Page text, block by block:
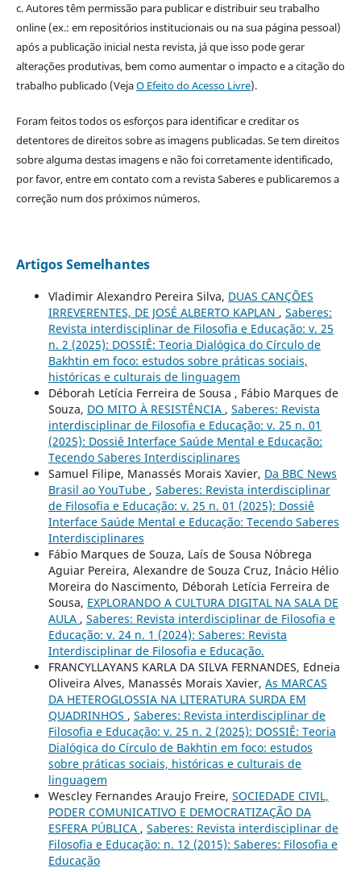
c. Autores têm permissão para publicar e distribuir seu trabalho
online (ex.: em repositórios institucionais ou na sua página pessoal)
após a publicação inicial nesta revista, já que isso pode gerar
alterações produtivas, bem como aumentar o impacto e a citação do
trabalho publicado (VejaO Efeito do Acesso Livre).
Foram feitos todos os esforços para identificar e creditar os
detentores de direitos sobre as imagens publicadas. Se tem direitos
sobre alguma destas imagens e não foi corretamente identificado,
por favor, entre em contato com a revista Saberes e publicaremos a
correção num dos próximos números.
Artigos Semelhantes
Vladimir Alexandro Pereira Silva, DUAS CANÇÕES
IRREVERENTES, DE JOSÉ ALBERTO KAPLAN , Saberes:
Revista interdisciplinar de Filosofia e Educação: v. 25
n. 2 (2025): DOSSIÊ: Teoria Dialógica do Círculo de
Bakhtin em foco: estudos sobre práticas sociais,
históricas e culturais de linguagem
Déborah Letícia Ferreira de Sousa , Fábio Marques de
Souza, DO MITO À RESISTÊNCIA , Saberes: Revista
interdisciplinar de Filosofia e Educação: v. 25 n. 01
(2025): Dossiê Interface Saúde Mental e Educação:
Tecendo Saberes Interdisciplinares
Samuel Filipe, Manassés Morais Xavier, Da BBC News
Brasil ao YouTube , Saberes: Revista interdisciplinar
de Filosofia e Educação: v. 25 n. 01 (2025): Dossiê
Interface Saúde Mental e Educação: Tecendo Saberes
Interdisciplinares
Fábio Marques de Souza, Laís de Sousa Nóbrega
Aguiar Pereira, Alexandre de Souza Cruz, Inácio Hélio
Moreira do Nascimento, Déborah Letícia Ferreira de
Sousa, EXPLORANDO A CULTURA DIGITAL NA SALA DE
AULA , Saberes: Revista interdisciplinar de Filosofia e
Educação: v. 24 n. 1 (2024): Saberes: Revista
Interdisciplinar de Filosofia e Educação.
FRANCYLLAYANS KARLA DA SILVA FERNANDES, Edneia
Oliveira Alves, Manassés Morais Xavier, As MARCAS
DA HETEROGLOSSIA NA LITERATURA SURDA EM
QUADRINHOS , Saberes: Revista interdisciplinar de
Filosofia e Educação: v. 25 n. 2 (2025): DOSSIÊ: Teoria
Dialógica do Círculo de Bakhtin em foco: estudos
sobre práticas sociais, históricas e culturais de
linguagem
Wescley Fernandes Araujo Freire, SOCIEDADE CIVIL,
PODER COMUNICATIVO E DEMOCRATIZAÇÃO DA
ESFERA PÚBLICA , Saberes: Revista interdisciplinar de
Filosofia e Educação: n. 12 (2015): Saberes: Filosofia e
Educação